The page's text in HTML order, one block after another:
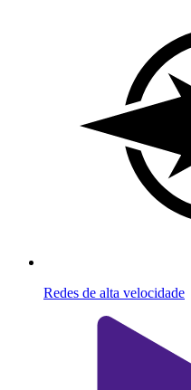
Redes de alta velocidade